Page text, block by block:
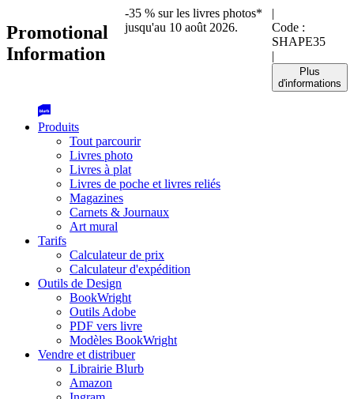
Promotional
Information
-35 % sur les livres photos*
jusqu'au 10 août 2026.
|
Code :
SHAPE35
|
Plus
d'informations
Produits
Tout parcourir
Livres photo
Livres à plat
Livres de poche et livres reliés
Magazines
Carnets & Journaux
Art mural
Tarifs
Calculateur de prix
Calculateur d'expédition
Outils de Design
BookWright
Outils Adobe
PDF vers livre
Modèles BookWright
Vendre et distribuer
Librairie Blurb
Amazon